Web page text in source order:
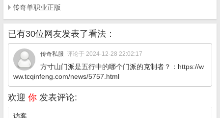
传奇单职业正版
已有30位网友发表了看法：
传奇私服 评论于 2024-12-28 22:02:17
方寸山门派是五行中的哪个门派的克制者？：https://w
ww.tcqinfeng.com/news/5757.html
欢迎 你 发表评论: